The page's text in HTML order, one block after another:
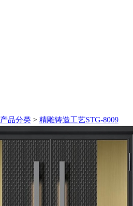
产品分类 > 精雕铸造工艺STG-8009